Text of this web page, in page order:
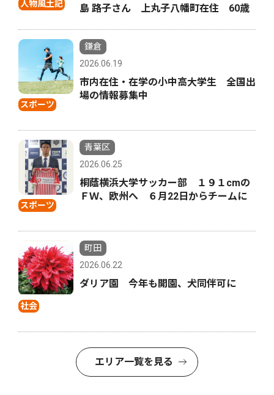
人物風土記
島 路子さん 上丸子八幡町在住 60歳
スポーツ
鎌倉
2026.06.19
市内在住・在学の小中高大学生 全国出
場の情報募集中
スポーツ
青葉区
2026.06.25
桐蔭横浜大学サッカー部 １９１cmの
ＦＷ、欧州へ ６月22日からチームに
社会
町田
2026.06.22
ダリア園 今年も開園、犬同伴可に
エリア一覧を見る